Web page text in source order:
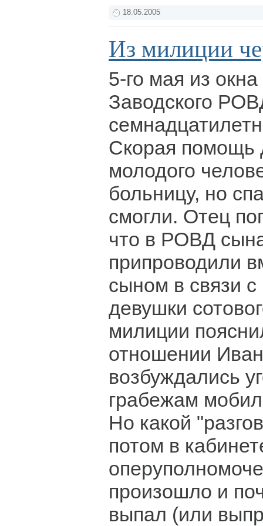
18.05.2005
Из милиции
5-го мая из
Заводского
Скорая помощь
молодого
больницу, но
смогли. Отец
что в РОВД
припроводили
сыном в связи
девушки
милиции
отношении
возбуждались
грабежам
Но какой
потом в
произошло и
выпал (или